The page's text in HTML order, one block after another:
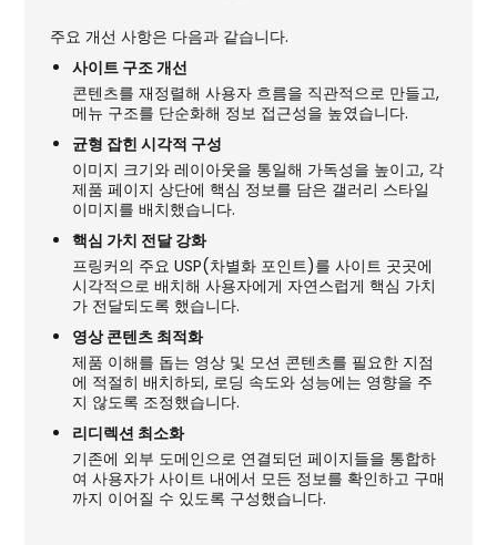
주요 개선 사항은 다음과 같습니다.
사이트 구조 개선
콘텐츠를 재정렬해 사용자 흐름을 직관적으로 만들고,
메뉴 구조를 단순화해 정보 접근성을 높였습니다.
균형 잡힌 시각적 구성
이미지 크기와 레이아웃을 통일해 가독성을 높이고, 각
제품 페이지 상단에 핵심 정보를 담은 갤러리 스타일
이미지를 배치했습니다.
핵심 가치 전달 강화
프링커의 주요 USP(차별화 포인트)를 사이트 곳곳에
시각적으로 배치해 사용자에게 자연스럽게 핵심 가치
가 전달되도록 했습니다.
영상 콘텐츠 최적화
제품 이해를 돕는 영상 및 모션 콘텐츠를 필요한 지점
에 적절히 배치하되, 로딩 속도와 성능에는 영향을 주
지 않도록 조정했습니다.
리디렉션 최소화
기존에 외부 도메인으로 연결되던 페이지들을 통합하
여 사용자가 사이트 내에서 모든 정보를 확인하고 구매
까지 이어질 수 있도록 구성했습니다.